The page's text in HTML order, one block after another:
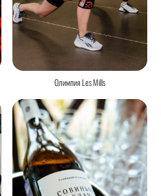
Олимпия Les Mills